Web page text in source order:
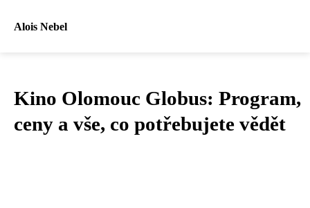
Alois Nebel
Kino Olomouc Globus: Program,
ceny a vše, co potřebujete vědět